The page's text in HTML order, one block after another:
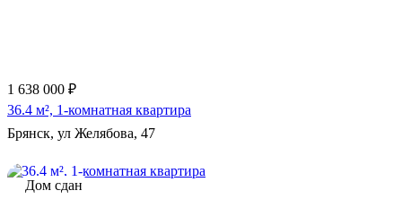
1 638 000 ₽
36.4 м², 1-комнатная квартира
Брянск, ул Желябова, 47
Дом сдан